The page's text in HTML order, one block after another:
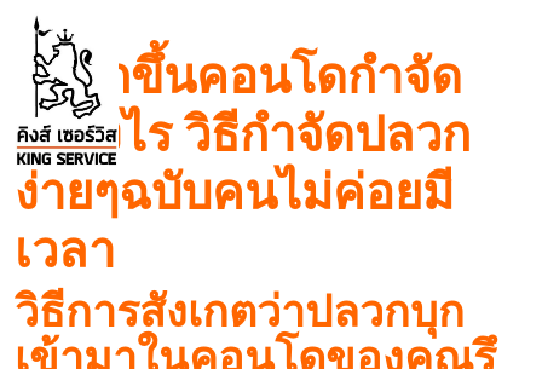
ปลวกขึ้นคอนโดกำจัด
อย่างไรวิธีกำจัดปลวก
ง่ายๆฉบับคนไม่ค่อยมี
เวลา
วิธีการสังเกตว่าปลวกบุก
เข้ามาในคอนโดของคุณรึ